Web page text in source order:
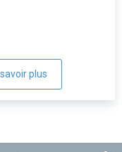
savoir plus